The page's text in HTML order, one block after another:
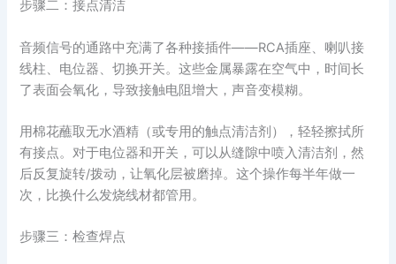
步骤二：接点清洁
音频信号的通路中充满了各种接插件——RCA插座、喇叭接
线柱、电位器、切换开关。这些金属暴露在空气中，时间长
了表面会氧化，导致接触电阻增大，声音变模糊。
用棉花蘸取无水酒精（或专用的触点清洁剂），轻轻擦拭所
有接点。对于电位器和开关，可以从缝隙中喷入清洁剂，然
后反复旋转/拨动，让氧化层被磨掉。这个操作每半年做一
次，比换什么发烧线材都管用。
步骤三：检查焊点